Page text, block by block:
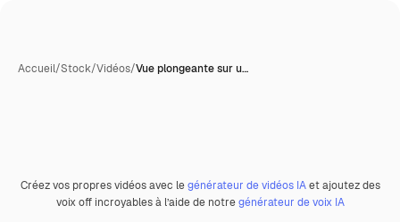
Accueil/Stock/Vidéos/Vue plongeante sur u…
Premium
Créez vos propres vidéos avec legénérateur de vidéos IAet ajoutez des
voix off incroyables à l’aide de notregénérateur de voix IA